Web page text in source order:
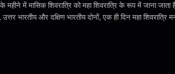
में मासिक शिवरात्रि को महा शिवरात्रि के रूप में जाना
भारतीय और दक्षिण भारतीय दोनों, एक ही दिन महा शिवरात्रि